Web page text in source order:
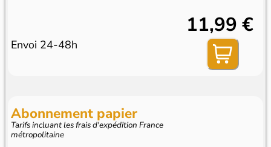
Envoi 24-48h
11,99 €
Abonnement papier
Tarifs incluant les frais d'expédition France
métropolitaine